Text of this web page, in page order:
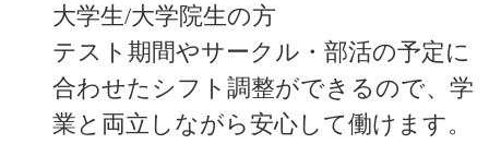
大学生/大学院生の方
テスト期間やサークル・部活の予定に
合わせたシフト調整ができるので、学
業と両立しながら安心して働けます。